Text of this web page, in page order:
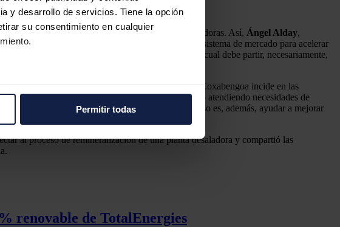
y desarrollo de servicios. Tiene la opción
su consentimiento en cualquier
que les haya proporcionado o
Permitir todas
y el efecto del diseño en las grandes plantas desaladoras. Así, Ángel Alday,
los organismos reguladores deberían crear un ecosistema de mercado para acelerar
un sector hídrico más sostenible y resiliente, el cual debe partir, necesariamente,
valor cómo Coxabengoa entiende un proyecto: “Coxabengoa incide en las
y de mayores, proveyendo de medios digitales o atendiendo necesidades de
beneficios de la propia planta. Nuestro compromiso es, además, ayudar a mejorar
al proceso de remineralización de una planta desaladora y compartió las
renovable de TotalEnergies